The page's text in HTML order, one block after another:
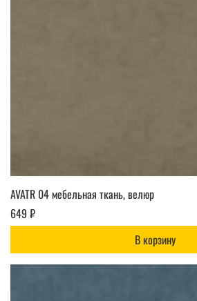
AVATR 04 мебельная ткань, велюр
649 ₽
В корзину